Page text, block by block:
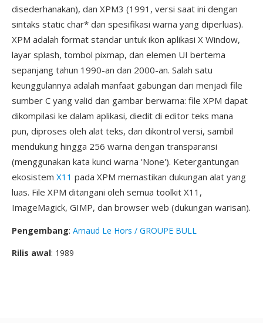
disederhanakan), dan XPM3 (1991, versi saat ini dengan
sintaks static char* dan spesifikasi warna yang diperluas).
XPM adalah format standar untuk ikon aplikasi X Window,
layar splash, tombol pixmap, dan elemen UI bertema
sepanjang tahun 1990-an dan 2000-an. Salah satu
keunggulannya adalah manfaat gabungan dari menjadi file
sumber C yang valid dan gambar berwarna: file XPM dapat
dikompilasi ke dalam aplikasi, diedit di editor teks mana
pun, diproses oleh alat teks, dan dikontrol versi, sambil
mendukung hingga 256 warna dengan transparansi
(menggunakan kata kunci warna 'None'). Ketergantungan
ekosistem X11 pada XPM memastikan dukungan alat yang
luas. File XPM ditangani oleh semua toolkit X11,
ImageMagick, GIMP, dan browser web (dukungan warisan).
Pengembang: Arnaud Le Hors / GROUPE BULL
Rilis awal: 1989